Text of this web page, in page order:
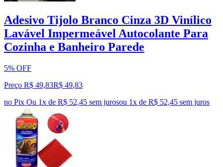
Adesivo Tijolo Branco Cinza 3D Vinílico
Lavável Impermeável Autocolante Para
Cozinha e Banheiro Parede
5% OFF
Preço R$ 49,83R$ 49,83
no Pix Ou 1x de R$ 52,45 sem jurosou 1x de R$ 52,45 sem juros